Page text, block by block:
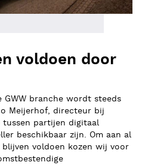
voldoen door
GWW branche wordt steeds
Meijerhof, directeur bij
tussen partijen digitaal
beschikbaar zijn. Om aan al
voldoen kozen wij voor